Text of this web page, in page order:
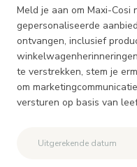
Meld je aan om Maxi-Cosi
gepersonaliseerde
ontvangen, inclusief
te verstrekken, stem je
om
versturen op basis van